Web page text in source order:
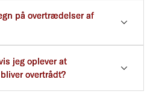
på overtrædelser af
jeg oplever at
overtrådt?